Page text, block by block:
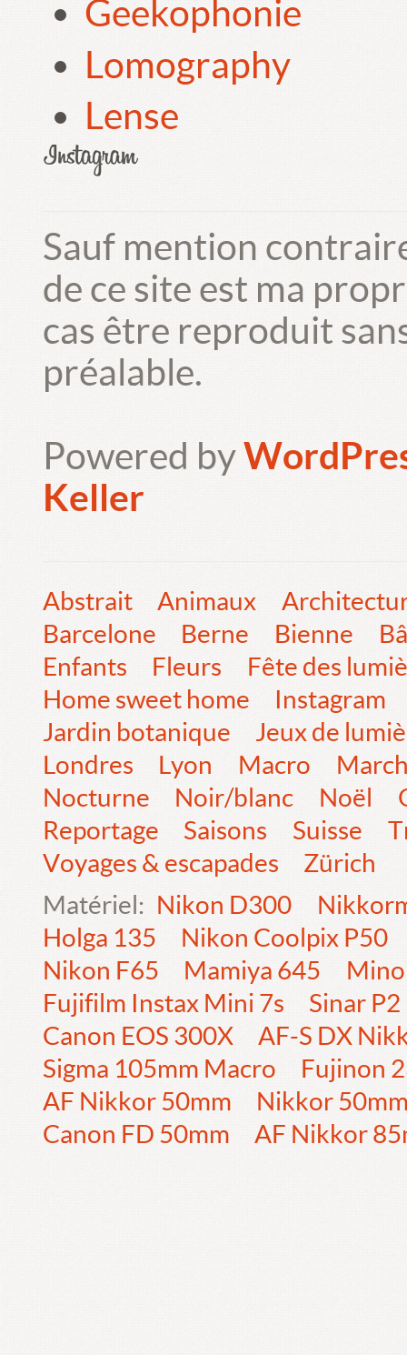
Geekophonie
Lomography
Lense
Sauf mention
de ce site est ma
cas être reproduit
préalable.
Powered by
Keller
Abstrait Animaux
Barcelone
Berne Bienne
Enfants
Fleurs
Fête des
Home sweet home
Instagram
Jardin botanique
Jeux de
Londres
Lyon Macro
Nocturne
Noir/blanc Noël
Reportage
Saisons Suisse
Voyages & escapades
Zürich
Matériel: Nikon D300
Holga 135
Nikon Coolpix P50
Nikon F65
Mamiya 645
Fujifilm Instax Mini 7s
Sinar P2
Canon EOS 300X
AF-S DX
Sigma 105mm Macro
Fujinon
AF Nikkor 50mm
Nikkor
Canon FD 50mm
AF Nikkor